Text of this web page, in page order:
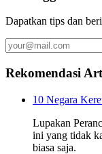
Dapatkan tips dan
Rekomendasi
10 Negara
Lupakan
ini yang tidak
biasa saja.